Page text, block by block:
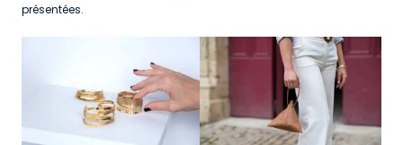
présentées.